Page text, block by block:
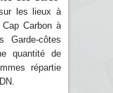
les lieux à
Carbon à
côtes
quantité de
répartie